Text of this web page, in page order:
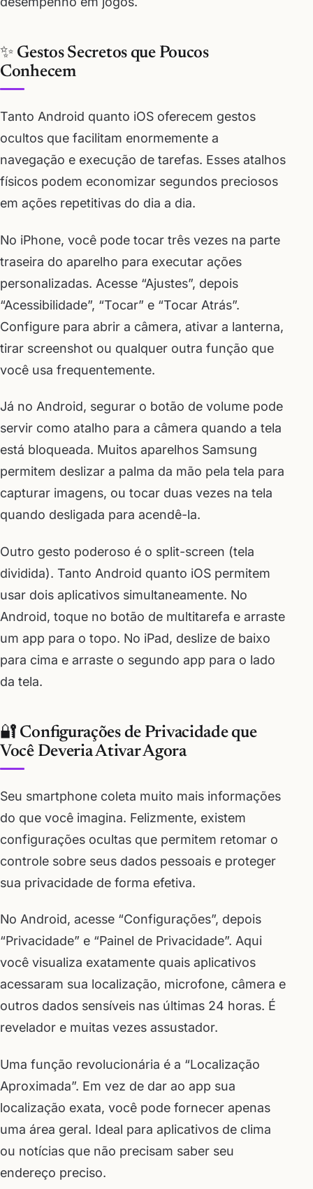
✨ Gestos Secretos que Poucos
Conhecem
Tanto Android quanto iOS oferecem gestos
ocultos que facilitam enormemente a
navegação e execução de tarefas. Esses atalhos
físicos podem economizar segundos preciosos
em ações repetitivas do dia a dia.
No iPhone, você pode tocar três vezes na parte
traseira do aparelho para executar ações
personalizadas. Acesse “Ajustes”, depois
“Acessibilidade”, “Tocar” e “Tocar Atrás”.
Configure para abrir a câmera, ativar a lanterna,
tirar screenshot ou qualquer outra função que
você usa frequentemente.
Já no Android, segurar o botão de volume pode
servir como atalho para a câmera quando a tela
está bloqueada. Muitos aparelhos Samsung
permitem deslizar a palma da mão pela tela para
capturar imagens, ou tocar duas vezes na tela
quando desligada para acendê-la.
Outro gesto poderoso é o split-screen (tela
dividida). Tanto Android quanto iOS permitem
usar dois aplicativos simultaneamente. No
Android, toque no botão de multitarefa e arraste
um app para o topo. No iPad, deslize de baixo
para cima e arraste o segundo app para o lado
da tela.
🔐 Configurações de Privacidade que
Você Deveria Ativar Agora
Seu smartphone coleta muito mais informações
do que você imagina. Felizmente, existem
configurações ocultas que permitem retomar o
controle sobre seus dados pessoais e proteger
sua privacidade de forma efetiva.
No Android, acesse “Configurações”, depois
“Privacidade” e “Painel de Privacidade”. Aqui
você visualiza exatamente quais aplicativos
acessaram sua localização, microfone, câmera e
outros dados sensíveis nas últimas 24 horas. É
revelador e muitas vezes assustador.
Uma função revolucionária é a “Localização
Aproximada”. Em vez de dar ao app sua
localização exata, você pode fornecer apenas
uma área geral. Ideal para aplicativos de clima
ou notícias que não precisam saber seu
endereço preciso.